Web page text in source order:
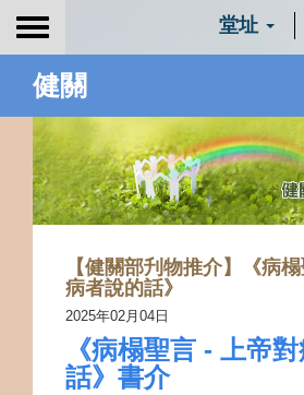
Toggle
堂址
健關
【健關部刋物推介】《病
病者說的話》
2025年02月04日
《病榻聖言 - 上帝
話》書介